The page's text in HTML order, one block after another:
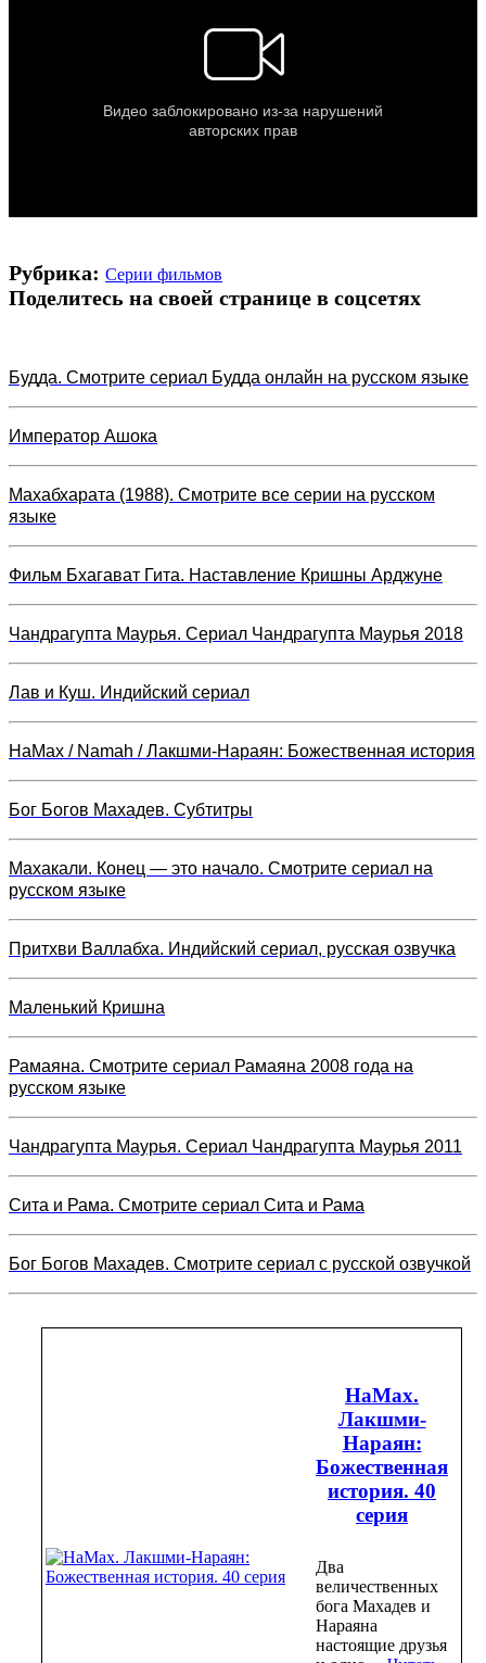
Рубрика: Серии фильмов
Поделитесь на своей странице в соцсетях
Будда. Смотрите сериал Будда онлайн на русском языке
Император Ашока
Махабхарата (1988). Смотрите все серии на русском
языке
Фильм Бхагават Гита. Наставление Кришны Арджуне
Чандрагупта Маурья. Сериал Чандрагупта Маурья 2018
Лав и Куш. Индийский сериал
НаМах / Namah / Лакшми-Нараян: Божественная история
Бог Богов Махадев. Субтитры
Махакали. Конец — это начало. Смотрите сериал на
русском языке
Притхви Валлабха. Индийский сериал, русская озвучка
Маленький Кришна
Рамаяна. Смотрите сериал Рамаяна 2008 года на
русском языке
Чандрагупта Маурья. Сериал Чандрагупта Маурья 2011
Сита и Рама. Смотрите сериал Сита и Рама
Бог Богов Махадев. Смотрите сериал с русской озвучкой
НаМах.
Лакшми-
Нараян:
Божественная
история. 40
серия
Два
величественных
бога Махадев и
Нараяна
настоящие друзья